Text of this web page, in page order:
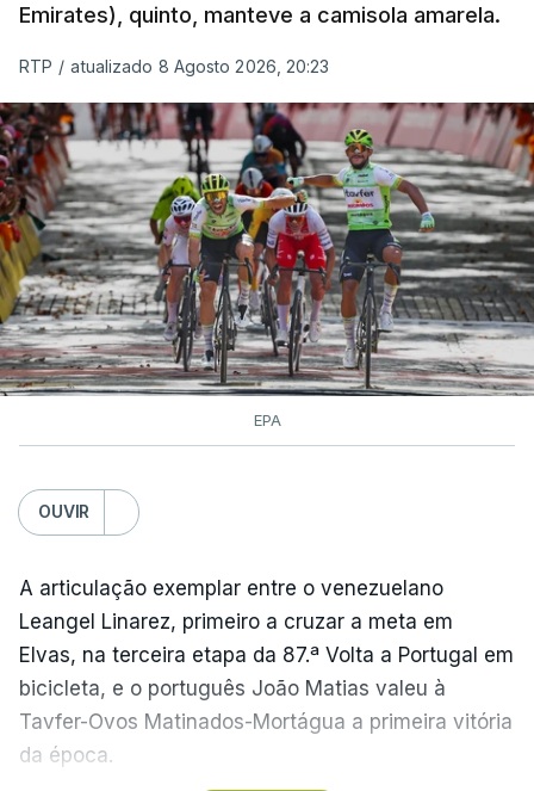
Emirates), quinto, manteve a camisola amarela.
RTP / atualizado 8 Agosto 2026, 20:23
EPA
OUVIR
A articulação exemplar entre o venezuelano
Leangel Linarez, primeiro a cruzar a meta em
Elvas, na terceira etapa da 87.ª Volta a Portugal em
bicicleta, e o português João Matias valeu à
Tavfer-Ovos Matinados-Mortágua a primeira vitória
da época.